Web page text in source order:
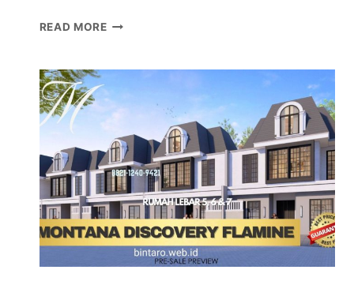
READ MORELEXY
AT
KIWI